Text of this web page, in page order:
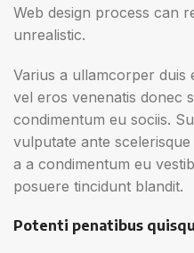
Web design process can
unrealistic.
Varius a ullamcorper
vel eros venenatis donec
condimentum eu sociis.
vulputate ante
a a condimentum eu
posuere tincidunt blandit.
Potenti penatibus